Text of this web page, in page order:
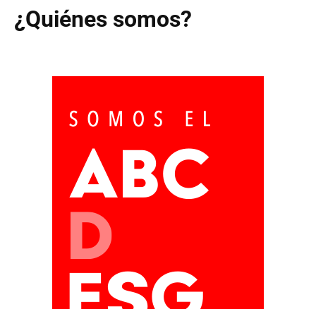
¿Quiénes somos?